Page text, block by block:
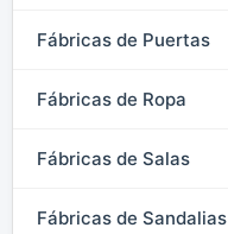
Fábricas de Puertas
Fábricas de Ropa
Fábricas de Salas
Fábricas de Sandalias